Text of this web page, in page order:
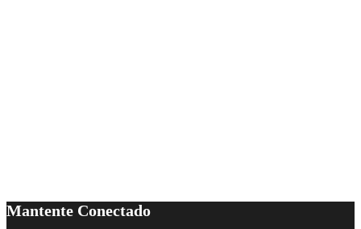
Mantente Conectado